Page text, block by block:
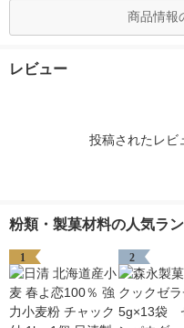
商品情報
レビュー
投稿されたレビ
粉類・製菓材料の人気ラ
1 2